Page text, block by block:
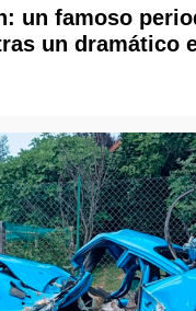
un famoso
un dramático